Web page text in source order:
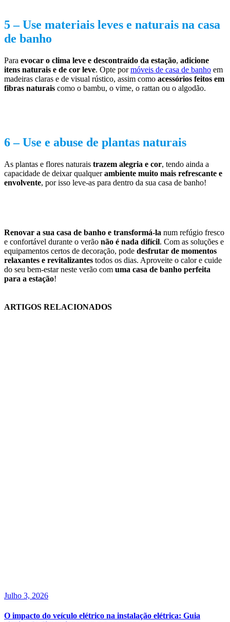
5 –Use materiais leves e naturais na casa
de banho
Para evocar o clima leve e descontraído da estação, adicione
itens naturais e de cor leve. Opte pormóveis de casa de banho em
madeiras claras e de visual rústico, assim como acessórios feitos em
fibras naturais como o bambu, o vime, o rattan ou o algodão.
6 –Use e abuse de plantas naturais
As plantas e flores naturais trazem alegria e cor, tendo ainda a
capacidade de deixar qualquerambiente muito mais refrescante e
envolvente, por isso leve-as para dentro da sua casa de banho!
Renovar a sua casa de banho e transformá-la num refúgio fresco
e confortável durante o verão não é nada difícil. Com as soluções e
equipamentos certos de decoração, pode desfrutar de momentos
relaxantes e revitalizantes todos os dias. Aproveite o calor e cuide
do seu bem-estar neste verão com uma casa de banho perfeita
para a estação!
ARTIGOS RELACIONADOS
Julho 3, 2026
O impacto do veículo elétrico na instalação elétrica: Guia